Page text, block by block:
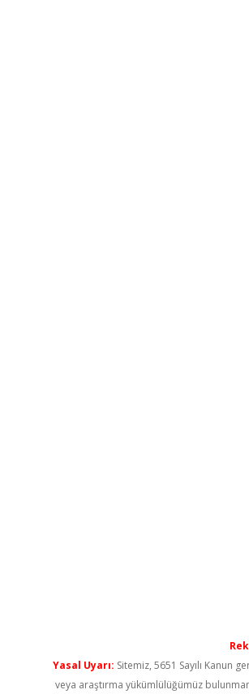
Yasal Uyarı: Sitemiz, 5651 Sayılı Kanun
veya araştırma yükümlülüğümüz